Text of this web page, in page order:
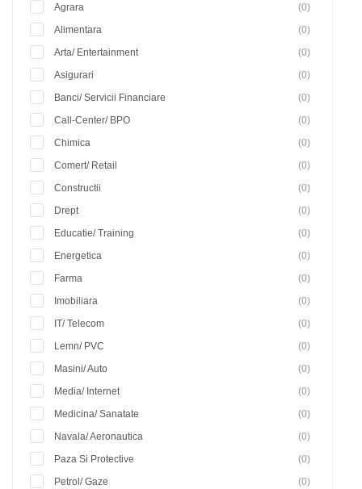
Agrara
(0)
Alimentara
(0)
Arta/ Entertainment
(0)
Asigurari
(0)
Banci/ Servicii Financiare
(0)
Call-Center/ BPO
(0)
Chimica
(0)
Comert/ Retail
(0)
Constructii
(0)
Drept
(0)
Educatie/ Training
(0)
Energetica
(0)
Farma
(0)
Imobiliara
(0)
IT/ Telecom
(0)
Lemn/ PVC
(0)
Masini/ Auto
(0)
Media/ Internet
(0)
Medicina/ Sanatate
(0)
Navala/ Aeronautica
(0)
Paza Si Protective
(0)
Petrol/ Gaze
(0)